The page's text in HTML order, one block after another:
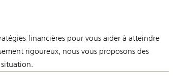
financières pour vous aider à atteindre
rigoureux, nous vous proposons des